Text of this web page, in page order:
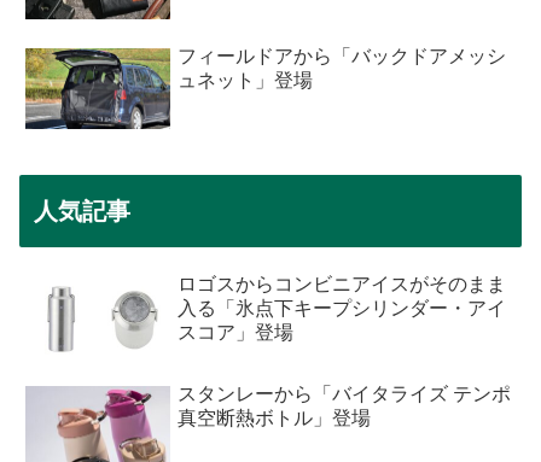
フィールドアから「バックドアメッシ
ュネット」登場
人気記事
ロゴスからコンビニアイスがそのまま
入る「氷点下キープシリンダー・アイ
スコア」登場
スタンレーから「バイタライズ テンポ
真空断熱ボトル」登場